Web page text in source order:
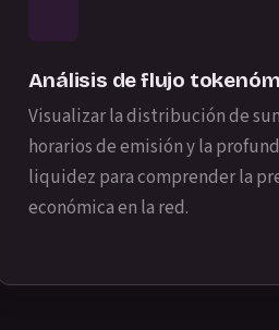
Análisis de flujo
Visualizar la distribución de
horarios de emisión y la
liquidez para comprender la
económica en la red.